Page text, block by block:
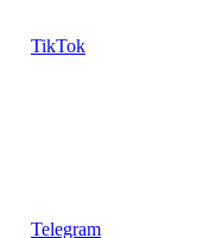
TikTok
Telegram